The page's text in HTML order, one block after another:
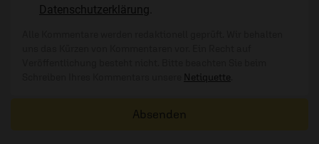
Datenschutzerklärung
Netiquette
Absenden